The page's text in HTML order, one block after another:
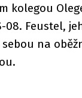
kolegou
Feustel,
na